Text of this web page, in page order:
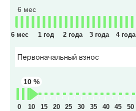
6 мес
6 мес 1 год 2 года 3 года 4 года
Первоначальный взнос
10 %
0 10 15 20 25 30 35 40 45 50